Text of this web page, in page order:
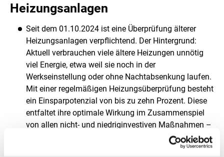
Heizungsanlagen
Seit dem 01.10.2024 ist eine Überprüfung älterer
Heizungsanlagen verpflichtend. Der Hintergrund:
Aktuell verbrauchen viele ältere Heizungen unnötig
viel Energie, etwa weil sie noch in der
Werkseinstellung oder ohne Nachtabsenkung laufen.
Mit einer regelmäßigen Heizungsüberprüfung besteht
ein Einsparpotenzial von bis zu zehn Prozent. Diese
entfaltet ihre optimale Wirkung im Zusammenspiel
von allen nicht- und niedriginvestiven Maßnahmen –
hydraulischen Abgleich, einem Pumpentausch und